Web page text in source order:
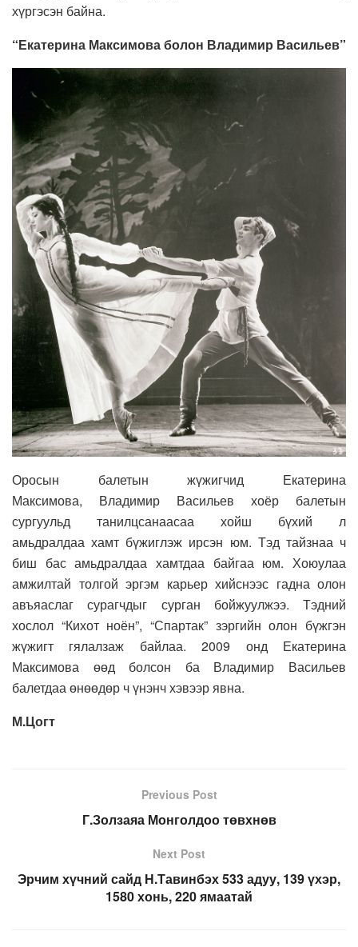
хүргэсэн байна.
“Екатерина Максимова болон Владимир Васильев”
Оросын балетын жүжигчид Екатерина
Максимова, Владимир Васильев хоёр балетын
сургуульд танилцсанаасаа хойш бүхий л
амьдралдаа хамт бүжиглэж ирсэн юм. Тэд тайзнаа ч
биш бас амьдралдаа хамтдаа байгаа юм. Хоюулаа
амжилтай толгой эргэм карьер хийснээс гадна олон
авъяаслаг сурагчдыг сурган бойжуулжээ. Тэдний
хослол “Кихот ноён”, “Спартак” зэргийн олон бүжгэн
жүжигт гялалзаж байлаа. 2009 онд Екатерина
Максимова өөд болсон ба Владимир Васильев
балетдаа өнөөдөр ч үнэнч хэвээр явна.
М.Цогт
Previous Post
Г.Золзаяа Монголдоо төвхнөв
Next Post
Эрчим хүчний сайд Н.Тавинбэх 533 адуу, 139 үхэр,
1580 хонь, 220 ямаатай